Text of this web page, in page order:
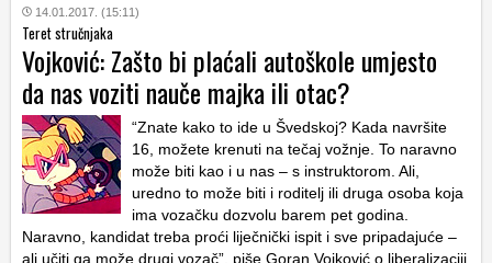
14.01.2017. (15:11)
Teret stručnjaka
Vojković: Zašto bi plaćali autoškole umjesto
da nas voziti nauče majka ili otac?
“Znate kako to ide u Švedskoj? Kada navršite
16, možete krenuti na tečaj vožnje. To naravno
može biti kao i u nas – s instruktorom. Ali,
uredno to može biti i roditelj ili druga osoba koja
ima vozačku dozvolu barem pet godina.
Naravno, kandidat treba proći liječnički ispit i sve pripadajuće –
ali učiti ga može drugi vozač”, piše Goran Vojković o liberalizaciji